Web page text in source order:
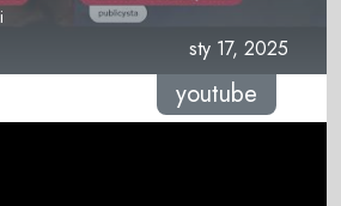
sty 17, 2025
youtube